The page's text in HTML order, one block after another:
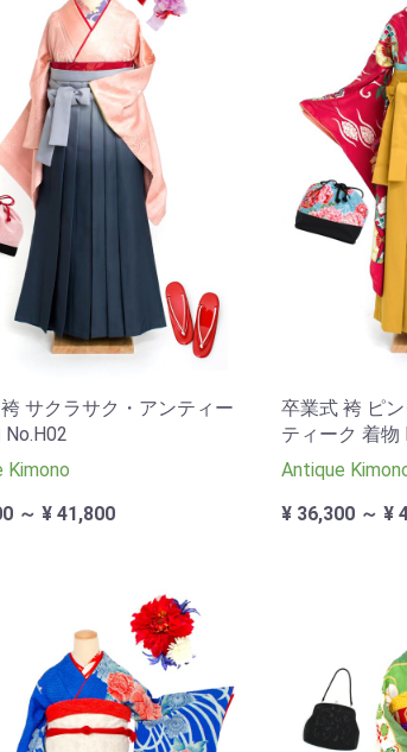
サクラサク・アンティー
No.H02
Kimono
～ ¥ 41,800
卒業式 袴 ピ
ティーク 着物
Antique
¥ 36,300 ～ ¥